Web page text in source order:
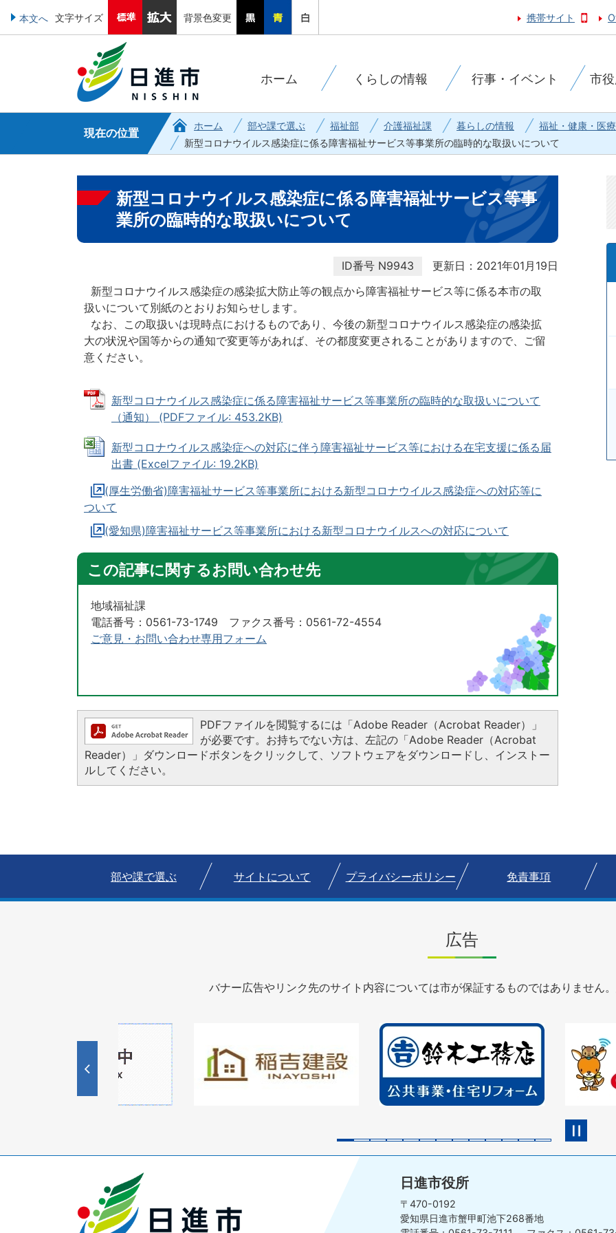
本文へ 文字サイズ 背景色変更 携帯サイト
ホーム くらしの情報 行事・イベント 市
現在の位置
ホーム 部や課で選ぶ 福祉部 介護福祉課 暮らしの情報 福祉・健康・医療
新型コロナウイルス感染症に係る障害福祉サービス等事業所の臨時的な取扱いについて
新型コロナウイルス感染症に係る障害福祉サービス等事
業所の臨時的な取扱いについて
ID番号 N9943
更新日：2021年01月19日
新型コロナウイルス感染症の感染拡大防止等の観点から障害福祉サービス等に係る本市の取
扱いについて別紙のとおりお知らせします。
なお、この取扱いは現時点におけるものであり、今後の新型コロナウイルス感染症の感染拡
大の状況や国等からの通知で変更等があれば、その都度変更されることがありますので、ご留
意ください。
新型コロナウイルス感染症に係る障害福祉サービス等事業所の臨時的な取扱いについて
（通知） (PDFファイル: 453.2KB)
新型コロナウイルス感染症への対応に伴う障害福祉サービス等における在宅支援に係る届
出書 (Excelファイル: 19.2KB)
(厚生労働省)障害福祉サービス等事業所における新型コロナウイルス感染症への対応等に
ついて
(愛知県)障害福祉サービス等事業所における新型コロナウイルスへの対応について
この記事に関するお問い合わせ先
地域福祉課
電話番号：0561-73-1749 ファクス番号：0561-72-4554
ご意見・お問い合わせ専用フォーム
PDFファイルを閲覧するには「Adobe Reader（Acrobat Reader）」
が必要です。お持ちでない方は、左記の「Adobe Reader（Acrobat
Reader）」ダウンロードボタンをクリックして、ソフトウェアをダウンロードし、インストー
ルしてください。
部や課で選ぶ サイトについて プライバシーポリシー 免責事項
広告
バナー広告やリンク先のサイト内容については市が保証するものではありません。
の
2
枚
目
の
ス
枚
目
日進市役所
〒470-0192
愛知県日進市蟹甲町池下268番地